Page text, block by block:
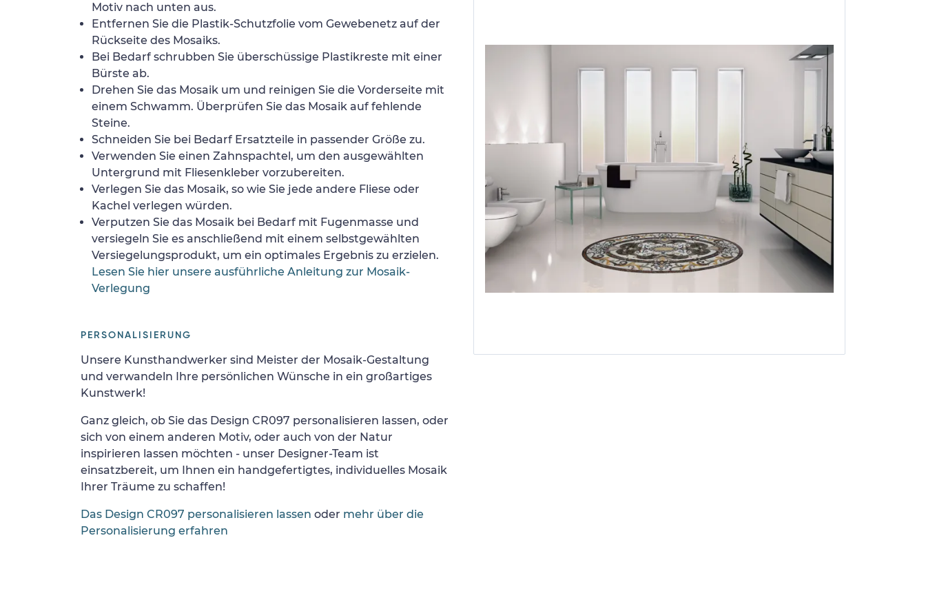
Motiv nach unten aus.
Entfernen Sie die Plastik-Schutzfolie vom Gewebenetz auf der
Rückseite des Mosaiks.
Bei Bedarf schrubben Sie überschüssige Plastikreste mit einer
Bürste ab.
Drehen Sie das Mosaik um und reinigen Sie die Vorderseite mit
einem Schwamm. Überprüfen Sie das Mosaik auf fehlende
Steine.
Schneiden Sie bei Bedarf Ersatzteile in passender Größe zu.
Verwenden Sie einen Zahnspachtel, um den ausgewählten
Untergrund mit Fliesenkleber vorzubereiten.
Verlegen Sie das Mosaik, so wie Sie jede andere Fliese oder
Kachel verlegen würden.
Verputzen Sie das Mosaik bei Bedarf mit Fugenmasse und
versiegeln Sie es anschließend mit einem selbstgewählten
Versiegelungsprodukt, um ein optimales Ergebnis zu erzielen.
Lesen Sie hier unsere ausführliche Anleitung zur Mosaik-
Verlegung
PERSONALISIERUNG
Unsere Kunsthandwerker sind Meister der Mosaik-Gestaltung
und verwandeln Ihre persönlichen Wünsche in ein großartiges
Kunstwerk!
Ganz gleich, ob Sie das Design CR097 personalisieren lassen, oder
sich von einem anderen Motiv, oder auch von der Natur
inspirieren lassen möchten - unser Designer-Team ist
einsatzbereit, um Ihnen ein handgefertigtes, individuelles Mosaik
Ihrer Träume zu schaffen!
Das Design CR097 personalisieren lassen oder mehr über die
Personalisierung erfahren